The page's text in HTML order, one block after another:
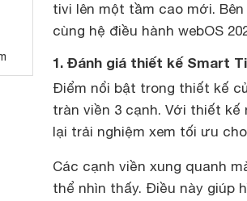
tivi lên một tầm cao mới.
cùng hệ điều hành webOS
1. Đánh giá thiết kế Smart
Điểm nổi bật trong thiết kế
tràn viền 3 cạnh. Với thiết
lại trải nghiệm xem tối ưu
Các cạnh viền xung quanh
thể nhìn thấy. Điều này giúp